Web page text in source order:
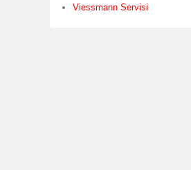
Viessmann Servisi